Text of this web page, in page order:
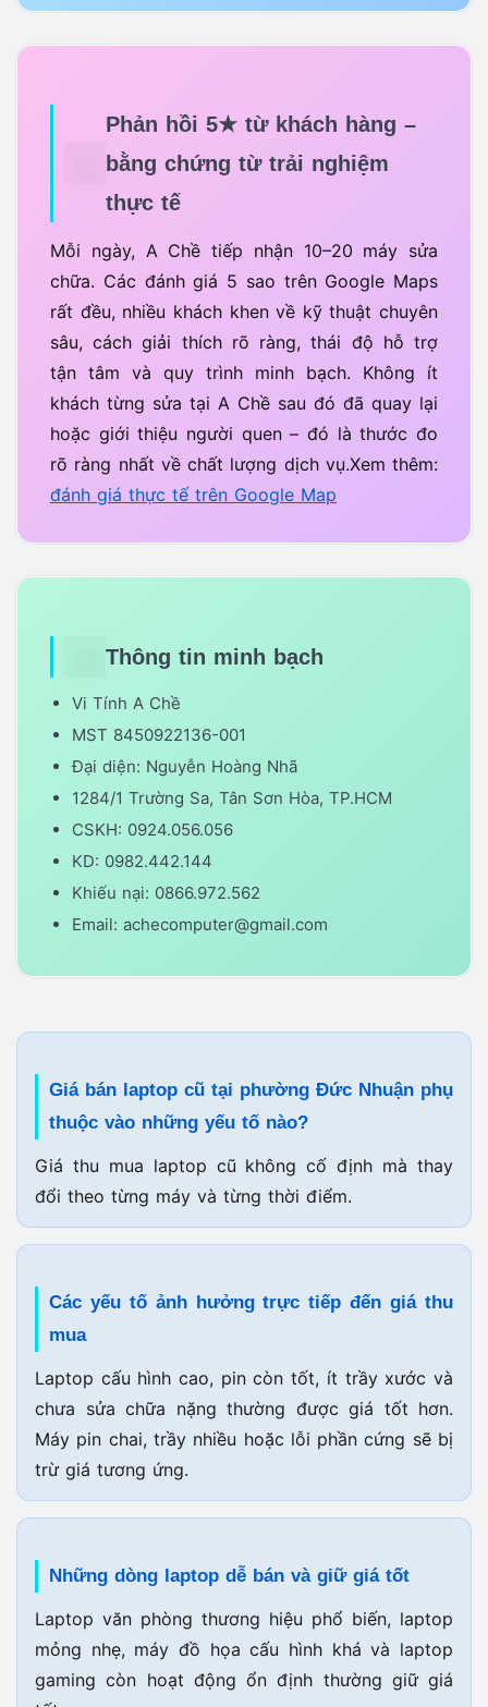
Phản hồi 5★ từ khách hàng –
bằng chứng từ trải nghiệm
thực tế
Mỗi ngày, A Chề tiếp nhận 10–20 máy sửa
chữa. Các đánh giá 5 sao trên Google Maps
rất đều, nhiều khách khen về kỹ thuật chuyên
sâu, cách giải thích rõ ràng, thái độ hỗ trợ
tận tâm và quy trình minh bạch. Không ít
khách từng sửa tại A Chề sau đó đã quay lại
hoặc giới thiệu người quen – đó là thước đo
rõ ràng nhất về chất lượng dịch vụ.Xem thêm:
đánh giá thực tế trên Google Map
Thông tin minh bạch
Vi Tính A Chề
MST 8450922136-001
Đại diện: Nguyễn Hoàng Nhã
1284/1 Trường Sa, Tân Sơn Hòa, TP.HCM
CSKH: 0924.056.056
KD: 0982.442.144
Khiếu nại: 0866.972.562
Email: achecomputer@gmail.com
Giá bán laptop cũ tại phường Đức Nhuận phụ
thuộc vào những yếu tố nào?
Giá thu mua laptop cũ không cố định mà thay
đổi theo từng máy và từng thời điểm.
Các yếu tố ảnh hưởng trực tiếp đến giá thu
mua
Laptop cấu hình cao, pin còn tốt, ít trầy xước và
chưa sửa chữa nặng thường được giá tốt hơn.
Máy pin chai, trầy nhiều hoặc lỗi phần cứng sẽ bị
trừ giá tương ứng.
Những dòng laptop dễ bán và giữ giá tốt
Laptop văn phòng thương hiệu phổ biến, laptop
mỏng nhẹ, máy đồ họa cấu hình khá và laptop
gaming còn hoạt động ổn định thường giữ giá